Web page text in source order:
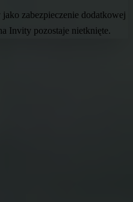
zabezpieczenie dodatkowej
Invity pozostaje nietknięte.